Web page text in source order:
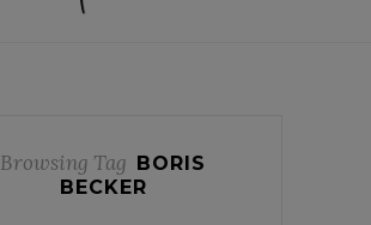
Browsing Tag BORIS
BECKER